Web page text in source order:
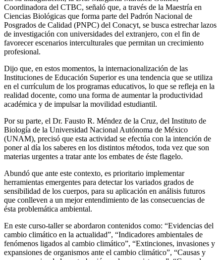
Coordinadora del CTBC, señaló que, a través de la Maestría en
Ciencias Biológicas que forma parte del Padrón Nacional de
Posgrados de Calidad (PNPC) del Conacyt, se busca estrechar lazos
de investigación con universidades del extranjero, con el fin de
favorecer escenarios interculturales que permitan un crecimiento
profesional.
Dijo que, en estos momentos, la internacionalización de las
Instituciones de Educación Superior es una tendencia que se utiliza
en el currículum de los programas educativos, lo que se refleja en la
realidad docente, como una forma de aumentar la productividad
académica y de impulsar la movilidad estudiantil.
Por su parte, el Dr. Fausto R. Méndez de la Cruz, del Instituto de
Biología de la Universidad Nacional Autónoma de México
(UNAM), precisó que esta actividad se efectúa con la intención de
poner al día los saberes en los distintos métodos, toda vez que son
materias urgentes a tratar ante los embates de éste flagelo.
Abundó que ante este contexto, es prioritario implementar
herramientas emergentes para detectar los variados grados de
sensibilidad de los cuerpos, para su aplicación en análisis futuros
que conlleven a un mejor entendimiento de las consecuencias de
ésta problemática ambiental.
En este curso-taller se abordaron contenidos como: “Evidencias del
cambio climático en la actualidad”, “Indicadores ambientales de
fenómenos ligados al cambio climático”, “Extinciones, invasiones y
expansiones de organismos ante el cambio climático”, “Causas y